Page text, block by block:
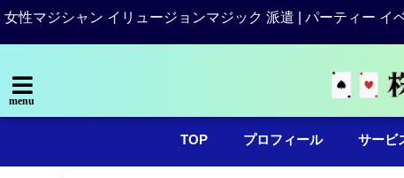
女性マジシャン イリュージョンマジック 派遣 | パーティー イ
menu
TOP プロフィール サービ